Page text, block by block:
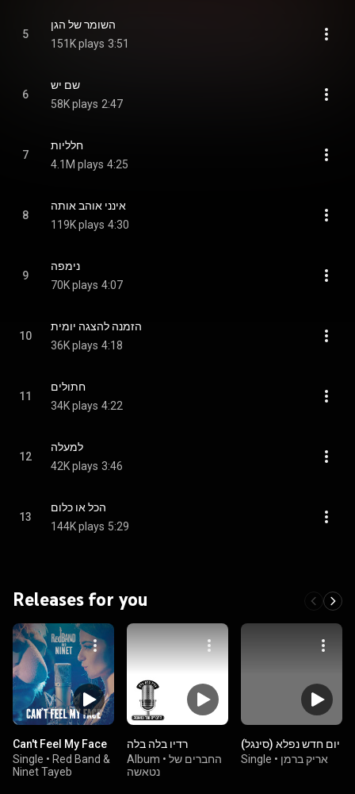
5
השומר של הגן
151K plays 3:51
6
שם יש
58K plays 2:47
7
חלליות
4.1M plays 4:25
8
אינני אוהב אותה
119K plays 4:30
9
נימפה
70K plays 4:07
10
הזמנה להצגה יומית
36K plays 4:18
11
חתולים
34K plays 4:22
12
למעלה
42K plays 3:46
13
הכל או כלום
144K plays 5:29
Releases for you
Can't Feel My Face
Single • Red Band &
Ninet Tayeb
רדיו בלה בלה
Album • החברים של
נטאשה
יום חדש נפלא (סינגל)
Single • אריק ברמן